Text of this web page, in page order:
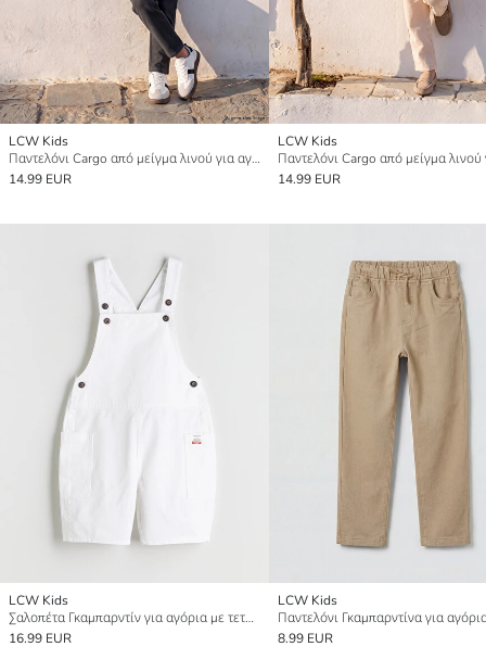
LCW Kids
Παντελόνι Cargo από μείγμα λινού για αγόρια
14.99 EUR
LCW Kids
14.99 EUR
LCW Kids
Σαλοπέτα Γκαμπαρντίν για αγόρια με τετράγωνο γιακά
16.99 EUR
LCW Kids
Παντελόνι Γκαμπαρντίνα για
8.99 EUR